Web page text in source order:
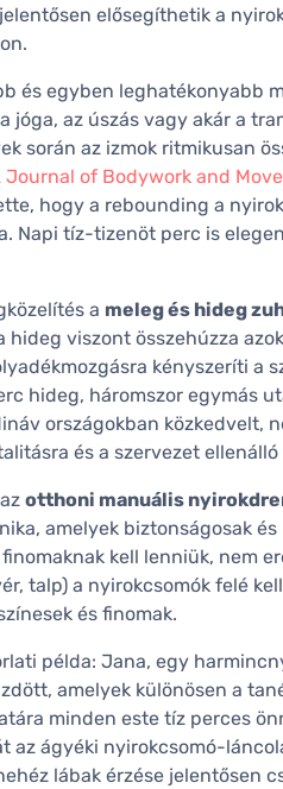
elősegíthetik a
és egyben leghatékonyabb
jóga, az úszás vagy akár a
során az izmok ritmikusan
Journal of Bodywork and
hogy a rebounding a
Napi tíz-tizenöt perc is
a meleg és hideg
hideg viszont összehúzza
kényszeríti a
hideg, háromszor egymás
országokban közkedvelt,
és a szervezet ellenálló
otthoni manuális
amelyek biztonságosak
kell lenniük, nem
talp) a nyirokcsomók felé
és finomak.
példa: Jana, egy
amelyek különösen a
minden este tíz perces
az ágyéki nyirokcsomó-
lábak érzése jelentősen